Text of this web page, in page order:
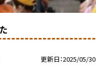
更新日 2025/05/30